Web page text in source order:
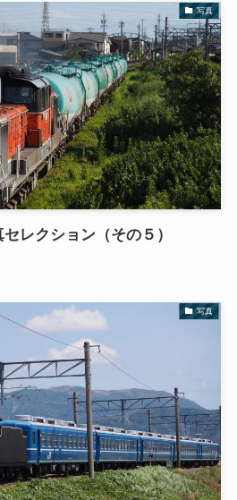
写真
レクション（その５）
写真